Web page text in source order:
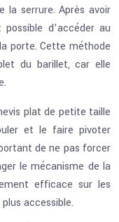
la serrure. Après avoir
d’accéder au
porte. Cette méthode
du barillet, car elle
plat de petite taille
et le faire pivoter
de ne pas forcer
le mécanisme de la
efficace sur les
accessible.